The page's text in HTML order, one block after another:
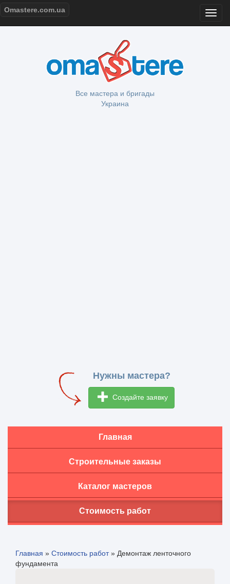
Omastere.com.ua
Все мастера и бригады
Украина
Нужны мастера?
Создайте заявку
Главная
Строительные заказы
Каталог мастеров
Стоимость работ
Главная » Стоимость работ» Демонтаж ленточного
фундамента